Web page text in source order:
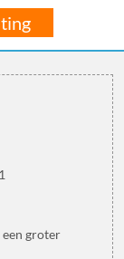
een groter